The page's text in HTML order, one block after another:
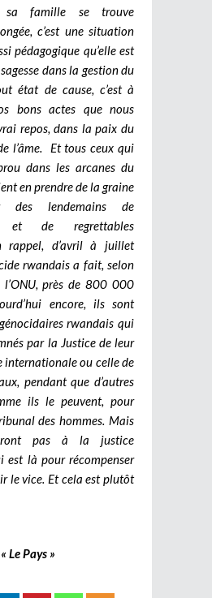
sa famille se trouve
c’est une situation
pédagogique qu’elle est
dans la gestion du
état de cause, c’est à
bons actes que nous
repos, dans la paix du
l’âme. Et tous ceux qui
dans les arcanes du
en prendre de la graine
des lendemains de
et de regrettables
rappel, d’avril à juillet
rwandais a fait, selon
l’ONU, près de 800 000
encore, ils sont
rwandais qui
par la Justice de leur
internationale ou celle de
pendant que d’autres
ils le peuvent, pour
des hommes. Mais
pas à la justice
est là pour récompenser
le vice. Et cela est plutôt
« Le Pays »